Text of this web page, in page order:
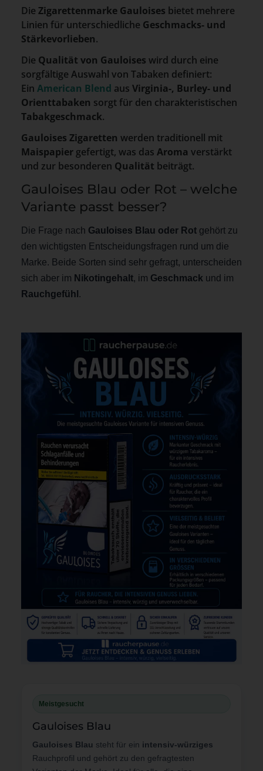
Die Zigarettenmarke Gauloises bietet mehrere
Linien für unterschiedliche Geschmacks- und
Stärkevorlieben.
Die Qualität von Gauloises wird durch eine
sorgfältige Auswahl von Tabaken definiert:
Ein American Blend aus Virginia-, Burley- und
Orienttabaken sorgt für den charakteristischen
Tabakgeschmack.
Gauloises Zigaretten werden traditionell mit
Maispapier gefertigt, was das Aroma verstärkt
und zur besonderen Qualität beiträgt.
Gauloises Blau oder Rot – welche
Variante passt besser?
Die Frage nach Gauloises Blau oder Rot gehört zu
den wichtigsten Entscheidungsfragen rund um die
Marke. Beide Sorten sind sehr gefragt, unterscheiden
sich aber im Nikotingehalt, im Geschmack und im
Rauchgefühl .
Meistgesucht
Gauloises Blau
Gauloises Blau steht für ein intensiv-würziges
Rauchprofil und gehört zu den gefragtesten